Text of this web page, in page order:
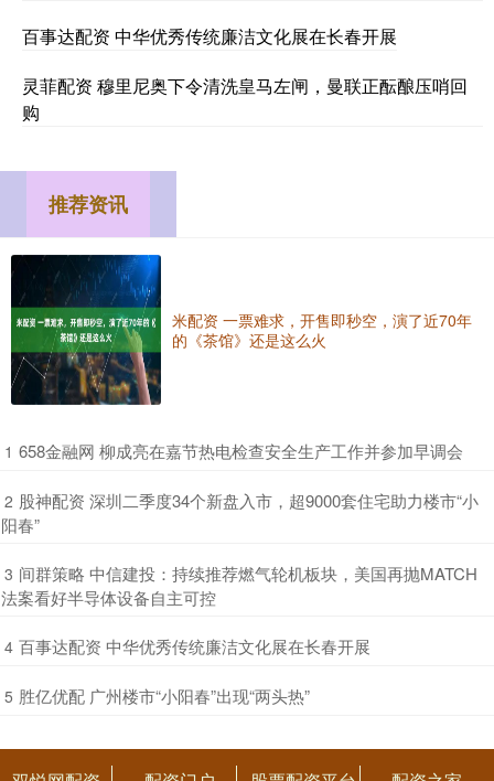
百事达配资 中华优秀传统廉洁文化展在长春开展
灵菲配资 穆里尼奥下令清洗皇马左闸，曼联正酝酿压哨回
购
推荐资讯
米配资 一票难求，开售即秒空，演了近70年
的《茶馆》还是这么火
1 ​658金融网 柳成亮在嘉节热电检查安全生产工作并参加早调会
2 ​股神配资 深圳二季度34个新盘入市，超9000套住宅助力楼市“小
阳春”
3 ​间群策略 中信建投：持续推荐燃气轮机板块，美国再抛MATCH
法案看好半导体设备自主可控
4 ​百事达配资 中华优秀传统廉洁文化展在长春开展
5 ​胜亿优配 广州楼市“小阳春”出现“两头热”